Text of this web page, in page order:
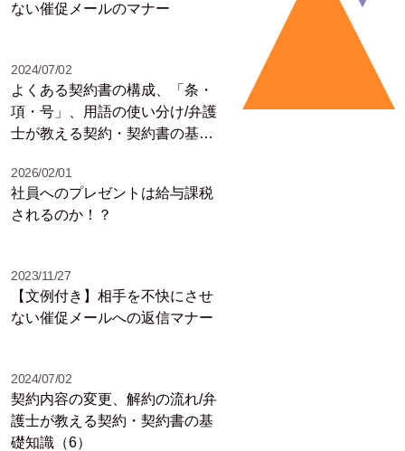
ない催促メールのマナー
2024/07/02
よくある契約書の構成、「条・
項・号」、用語の使い分け/弁護
士が教える契約・契約書の基礎
2026/02/01
社員へのプレゼントは給与課税
されるのか！？
2023/11/27
【文例付き】相手を不快にさせ
ない催促メールへの返信マナー
2024/07/02
契約内容の変更、解約の流れ/弁
護士が教える契約・契約書の基
礎知識（6）